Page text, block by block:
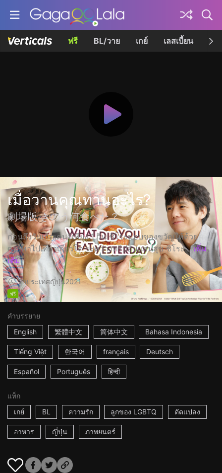
ฟรี BL/วาย เกย์ เลสเบี้ยน เค
เมื่อวานคุณทานอะไร?
劇場版 きのう何食べた？
ก่อนถึงวันเกิดเคนจิเพียง 1 วัน ชิโระมอบของขวัญให้ด้วย
การพาไปเที่ยวเกียวโต ระหว่างทริปอันแสนสุข ชิโระ... เพิ่ม
เติม
2hประเทศญี่ปุ่น2021
ฟรี
คำบรรยาย
English
繁體中文 简体中文 Bahasa Indonesia
Tiếng Việt 한국어 français Deutsch
Español Português हिन्दी
แท็ก
เกย์
BL ความรัก ลูกของ LGBTQ ดัดแปลง
อาหาร ญี่ปุ่น ภาพยนตร์